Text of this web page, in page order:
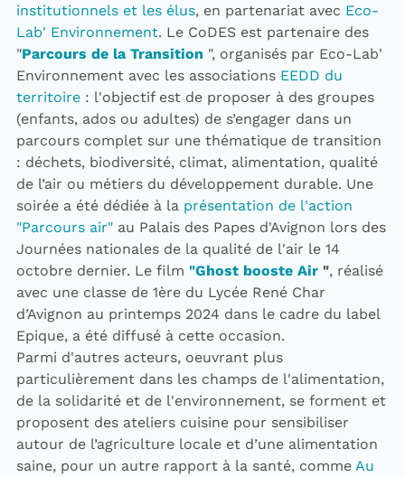
institutionnels et les élus, en partenariat avec Eco-
Lab' Environnement. Le CoDES est partenaire des
"Parcours de la Transition ", organisés par Eco-Lab'
Environnement avec les associations EEDD du
territoire: l'objectif est de proposer à des groupes
(enfants, ados ou adultes) de s’engager dans un
parcours complet sur une thématique de transition
: déchets, biodiversité, climat, alimentation, qualité
de l’air ou métiers du développement durable. Une
soirée a été dédiée à la présentation de l'action
"Parcours air"au Palais des Papes d'Avignon lors des
Journées nationales de la qualité de l'air le 14
octobre dernier. Le film "Ghost booste Air", réalisé
avec une classe de 1ère du Lycée René Char
d’Avignon au printemps 2024 dans le cadre du label
Epique, a été diffusé à cette occasion.
Parmi d'autres acteurs, oeuvrant plus
particulièrement dans les champs de l'alimentation,
de la solidarité et de l'environnement, se forment et
proposent des ateliers cuisine pour sensibiliser
autour de l’agriculture locale et d’une alimentation
saine, pour un autre rapport à la santé, comme Au